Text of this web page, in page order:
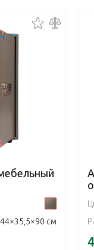
44×35,5×90 см